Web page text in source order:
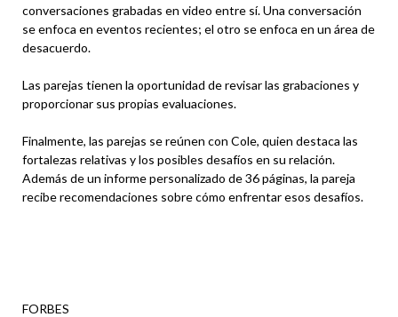
conversaciones grabadas en video entre sí. Una conversación
se enfoca en eventos recientes; el otro se enfoca en un área de
desacuerdo.
Las parejas tienen la oportunidad de revisar las grabaciones y
proporcionar sus propias evaluaciones.
Finalmente, las parejas se reúnen con Cole, quien destaca las
fortalezas relativas y los posibles desafíos en su relación.
Además de un informe personalizado de 36 páginas, la pareja
recibe recomendaciones sobre cómo enfrentar esos desafíos.
FORBES